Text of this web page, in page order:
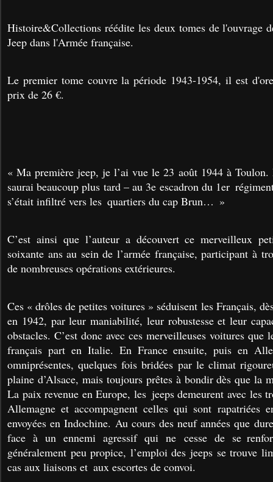
Histoire&Collections réédite les deux tomes de l'ouvrage
Jeep dans l'Armée française.
Le premier tome couvre la période 1943-1954, il est
prix de 26 €.
« Ma première jeep, je l’ai vue le 23 août 1944 à
saurai beaucoup plus tard – au 3e escadron du 1er
s’était infiltré vers les quartiers du cap Brun… »
C’est ainsi que l’auteur a découvert ce merveilleux
soixante ans au sein de l’armée française, participant à
de nombreuses opérations extérieures.
Ces « drôles de petites voitures » séduisent les Français,
en 1942, par leur maniabilité, leur robustesse et leur
obstacles. C’est donc avec ces merveilleuses voitures que
français part en Italie. En France ensuite, puis en
omniprésentes, quelques fois bridées par le climat
plaine d’Alsace, mais toujours prêtes à bondir dès que la
La paix revenue en Europe, les jeeps demeurent avec les
Allemagne et accompagnent celles qui sont rapatriées
envoyées en Indochine. Au cours des neuf années que
face à un ennemi agressif qui ne cesse de se
généralement peu propice, l’emploi des jeeps se trouve
cas aux liaisons et aux escortes de convoi.